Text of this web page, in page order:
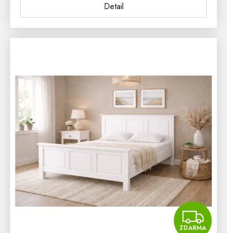
Detail
ZDARMA